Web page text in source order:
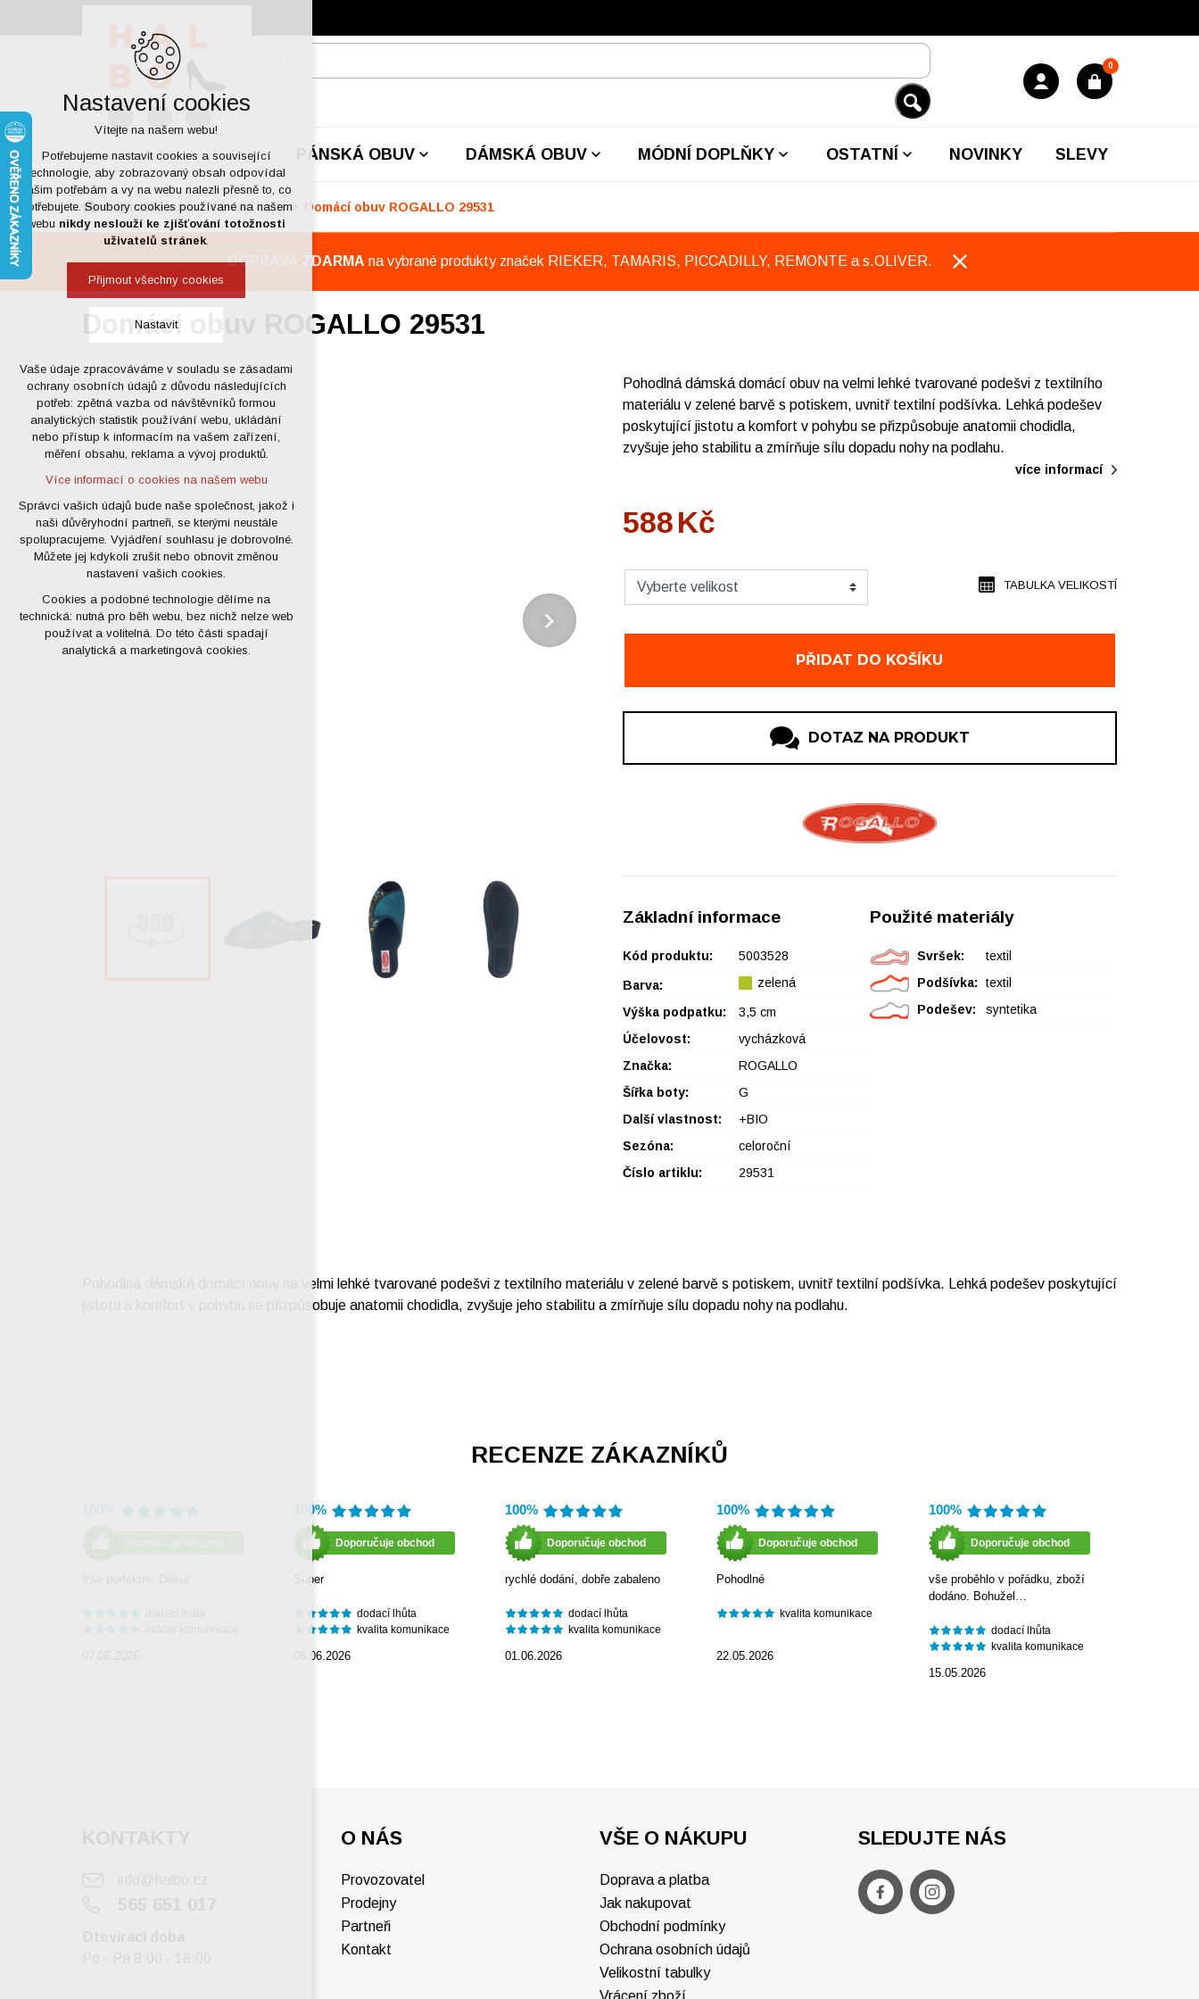
0
PÁNSKÁ OBUV DÁMSKÁ OBUV MÓDNÍ DOPLŇKY OSTATNÍ NOVINKY SLEVY
Dámská obuv Domácí obuv Domácí obuv ROGALLO 29531
DOPRAVA ZDARMA na vybrané produkty značek RIEKER, TAMARIS, PICCADILLY, REMONTE a s.OLIVER.
Domácí obuv ROGALLO 29531
Pohodlná dámská domácí obuv na velmi lehké tvarované podešvi z textilního
materiálu v zelené barvě s potiskem, uvnitř textilní podšívka. Lehká podešev
poskytující jistotu a komfort v pohybu se přizpůsobuje anatomii chodidla,
zvyšuje jeho stabilitu a zmírňuje sílu dopadu nohy na podlahu.
více informací
588Kč
PŘIDAT DO KOŠÍKU
TABULKA VELIKOSTÍ
DOTAZ NA PRODUKT
Základní informace
Kód produktu: 5003528
Barva: zelená
Výška podpatku:
3,5 cm
Účelovost:
vycházková
Značka:
ROGALLO
Šířka boty:
G
Další vlastnost:
+BIO
Sezóna:
celoroční
Číslo artiklu:
29531
Použité materiály
Svršek:
textil
Podšívka:
textil
Podešev:
syntetika
Pohodlná dámská domácí obuv na velmi lehké tvarované podešvi z textilního materiálu v zelené barvě s potiskem, uvnitř textilní podšívka. Lehká podešev poskytující
jistotu a komfort v pohybu se přizpůsobuje anatomii chodidla, zvyšuje jeho stabilitu a zmírňuje sílu dopadu nohy na podlahu.
RECENZE ZÁKAZNÍKŮ
100%
Doporučuje obchod
Super
dodací lhůta
kvalita komunikace
06.06.2026
100%
Doporučuje obchod
rychlé dodání, dobře zabaleno
dodací lhůta
kvalita komunikace
01.06.2026
100%
Doporučuje obchod
Pohodlné
kvalita komunikace
22.05.2026
100%
Doporučuje obchod
vše proběhlo v pořádku, zboží
dodáno. Bohužel…
dodací lhůta
kvalita komunikace
15.05.2026
O NÁS
Provozovatel
Prodejny
Partneři
Kontakt
VŠE O NÁKUPU
Doprava a platba
Jak nakupovat
Obchodní podmínky
Ochrana osobních údajů
Velikostní tabulky
Vrácení zboží
SLEDUJTE NÁS
Nastavení cookies
Vítejte na našem webu!
Potřebujeme nastavit cookies a související
technologie, aby zobrazovaný obsah odpovídal
vašim potřebám a vy na webu nalezli přesně to, co
potřebujete. Soubory cookies používané na našem
webu nikdy neslouží ke zjišťování totožnosti
uživatelů stránek.
Přijmout všechny cookies
Nastavit
Technická cookies
nutná pro provozování webu
udržení kontextu stránek (session):
případná přihlášení, volby jazyka, apod.
Volitelná cookies
analytická pro anonymizované
vyhodnocení návštěvnosti
marketingová cookies (Google)
Více informací o cookies na našem webu
Přijmout všechny cookies
Odmítnout vše
Vaše údaje zpracováváme v souladu se zásadami
ochrany osobních údajů z důvodu následujících
potřeb: zpětná vazba od návštěvníků formou
analytických statistik používání webu, ukládání
nebo přístup k informacím na vašem zařízení,
měření obsahu, reklama a vývoj produktů.
Více informací o cookies na našem webu
Správci vašich údajů bude naše společnost, jakož i
naši důvěryhodní partneři, se kterými neustále
spolupracujeme. Vyjádření souhlasu je dobrovolné.
Můžete jej kdykoli zrušit nebo obnovit změnou
nastavení vašich cookies.
Cookies a podobné technologie dělíme na
technická: nutná pro běh webu, bez nichž nelze web
používat a volitelná. Do této části spadají
analytická a marketingová cookies.